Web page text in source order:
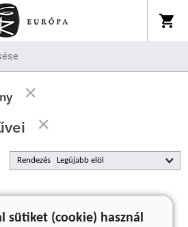
Rendezés
nincs találat
sütiket (cookie) használ